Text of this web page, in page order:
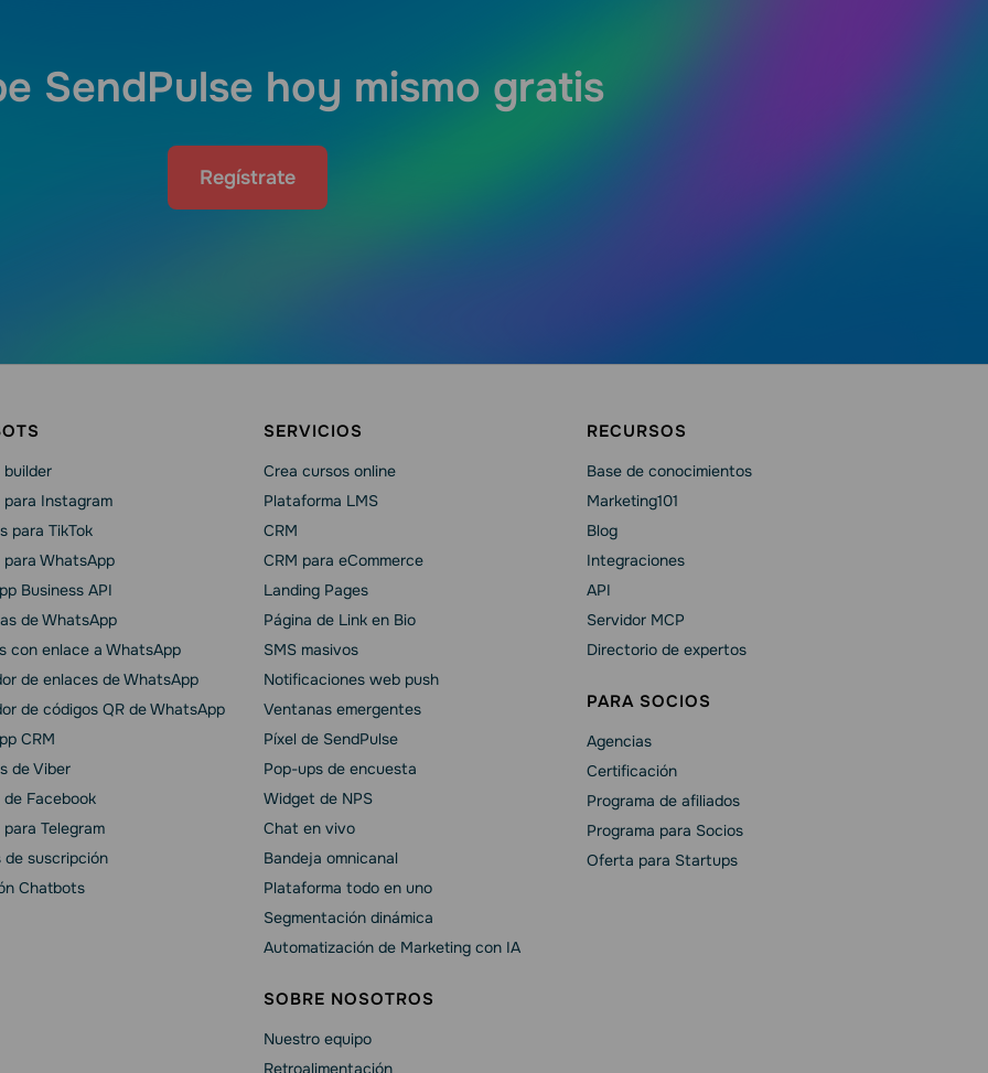
SendPulse hoy mismo gratis
Regístrate
Instagram
para TikTok
WhatsApp
Business API
de WhatsApp
con enlace a WhatsApp
de enlaces de WhatsApp
de códigos QR de WhatsApp
CRM
de Viber
Facebook
Telegram
suscripción
Chatbots
SERVICIOS
Crea cursos online
Plataforma LMS
CRM
CRM para eCommerce
Landing Pages
Página de Link en Bio
SMS masivos
Notificaciones web push
Ventanas emergentes
Píxel de SendPulse
Pop-ups de encuesta
Widget de NPS
Chat en vivo
Bandeja omnicanal
Plataforma todo en uno
Segmentación dinámica
Automatización de Marketing con IA
SOBRE NOSOTROS
Nuestro equipo
Retroalimentación
RECURSOS
Base de conocimientos
Marketing101
Blog
Integraciones
API
Servidor MCP
Directorio de expertos
PARA SOCIOS
Agencias
Certificación
Programa de afiliados
Programa para Socios
Oferta para Startups